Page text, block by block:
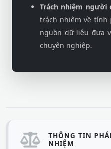
Trách nhiệm người
trách nhiệm về tính
nguồn dữ liệu đưa
chuyên nghiệp.
THÔNG TIN
NHIỆM